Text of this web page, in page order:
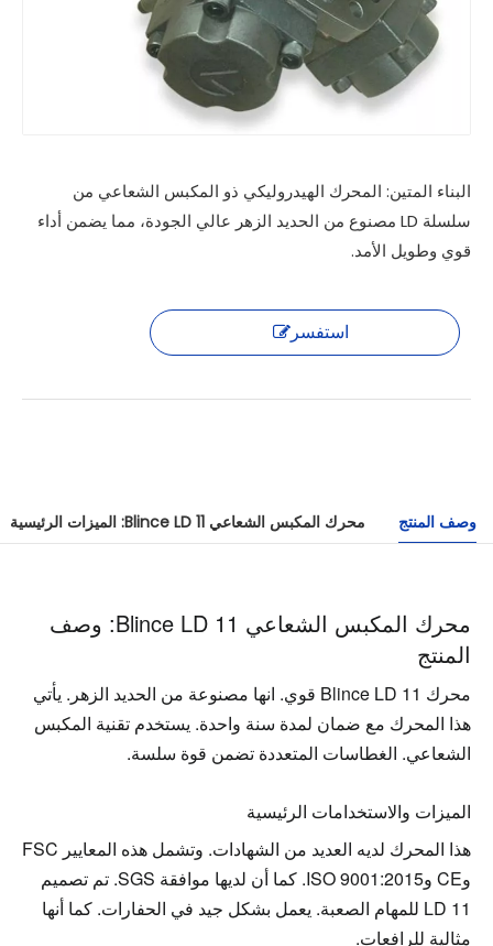
البناء المتين: المحرك الهيدروليكي ذو المكبس الشعاعي من
سلسلة LD مصنوع من الحديد الزهر عالي الجودة، مما يضمن أداء
قوي وطويل الأمد.
استفسر
وصف المنتج محرك المكبس الشعاعي Blince LD 11: الميزات الرئيسية
محرك المكبس الشعاعي Blince LD 11: وصف
المنتج
الشعاعي. الغطاسات المتعددة تضمن قوة سلسة.
الميزات والاستخدامات الرئيسية
مثالية للرافعات.